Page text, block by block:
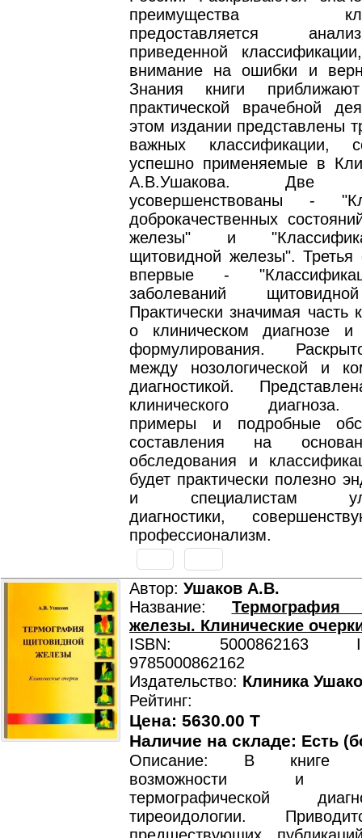
преимущества
предоставляется
приведенной
внимание на ошибки и
Знания книги
практической врачебной
этом издании представлены
важных классификации,
успешно применяемые в
А.В.Ушакова.
усовершенствованы -
доброкачественных
железы" и
щитовидной железы". Третья
впервые -
заболеваний
Практически значимая часть
о клиническом диагнозе и
формулирования.
между нозологической и
диагностикой.
клинического
примеры и подробные
составления на
обследования и
будет практически полезно
и специалистам
диагностики,
профессионализм.
Автор: Ушаков А.В.
Название: Термография
железы. Клинические
ISBN: 5000862163
9785000862162
Издательство: Клиника
Рейтинг:
Цена: 5630.00 T
Наличие на складе: Есть
Описание: В книге
возможности и
термографической
тиреоидологии.